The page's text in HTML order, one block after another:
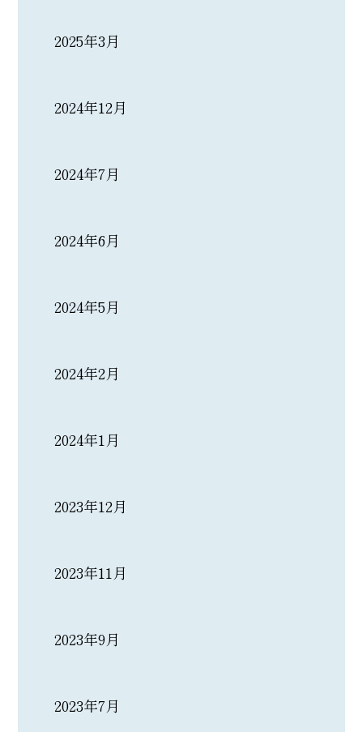
2025年3月
2024年12月
2024年7月
2024年6月
2024年5月
2024年2月
2024年1月
2023年12月
2023年11月
2023年9月
2023年7月